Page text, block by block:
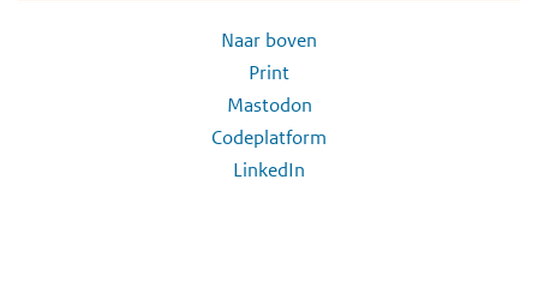
Naar boven
Print
Mastodon
Codeplatform
LinkedIn